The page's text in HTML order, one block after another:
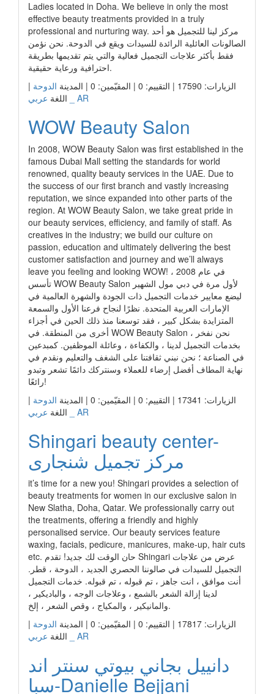
Ladies located in Doha. We believe in only the most
effective beauty treatments provided in a truly
professional and nurturing way. مركز لينا للتجميل هو أحد
الصالونات العائلية الرائدة للسيدات ويقع في الدوحة. نحن نؤمن
فقط بأكثر علاجات التجميل فعالية والتي يتم تقديمها بطريقة
احترافية ورعاية حقيقية.
الزيارات: 17590 | التقييم: 0 | المقيّمين: 0 | المدينة
الدوحة |
اللغة عربي _ AR
WOW Beauty Salon
In 2008, WOW Beauty Salon was first established in the
famous Dubai Mall setting the standards for world
renowned, quality beauty services in the UAE. Due to
the success of our first branch and vastly increasing
reputation, we since expanded into other parts of the
region. At WOW Beauty Salon, we take great pride in
our beauty services, efficiency, and family of staff. As
creatives in the industry; we build our culture on
passion, education and ultimately delivering the best
customer satisfaction and journey and we’ll always
leave you feeling and looking WOW! في عام 2008 ،
تأسس WOW Beauty Salon لأول مرة في دبي مول الشهير
ليضع معايير خدمات التجميل ذات الجودة والشهرة العالمية في
الإمارات العربية المتحدة. نظرًا لنجاح فرعنا الأول والسمعة
المتزايدة بشكل كبير ، فقد توسعنا منذ ذلك الحين في أجزاء
أخرى من المنطقة. في WOW Beauty Salon ، نحن نفخر
بخدمات التجميل لدينا ، والكفاءة ، وعائلة الموظفين. كمبدعين
في الصناعة ؛ نحن نبني ثقافتنا على الشغف والتعليم ونقدم في
نهاية المطاف أفضل إرضاء للعملاء وسنتركك دائمًا تشعر وتبدو
رائعًا!
الزيارات: 17341 | التقييم: 0 | المقيّمين: 0 | المدينة
الدوحة |
اللغة عربي _ AR
Shingari beauty center-
مركز تجميل شنجارى
it’s time for a new you! Shingari provides a selection of
beauty treatments for women in our exclusive salon in
New Slatha, Doha, Qatar. We professionally carry out
the treatments, offering a friendly and highly
personalised service. Our beauty services feature
waxing, facials, pedicure, manicures, make-up, hair cuts
etc. حان الوقت لك جديد! تقدم Shingari عرض من علاجات
التجميل للسيدات في صالوننا الحصري الجديد ، الدوحة ، قطر.
أنت موافق ، انت جاهز ، تم قبوله ، تم قبوله. خدمات التجميل
لدينا إزالة الشعر بالشمع ، وعلاجات الوجه ، والباديكير ،
والمانيكير ، والمكياج ، وقص الشعر ، إلخ.
الزيارات: 17817 | التقييم: 0 | المقيّمين: 0 | المدينة
الدوحة |
اللغة عربي _ AR
دانييل بجاني بيوتي سنتر اند
سبا-Danielle Bejjani